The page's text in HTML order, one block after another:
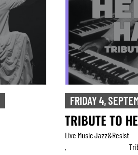
FRIDAY 4,
TRIBUTE TO
Live Music Jazz&resist